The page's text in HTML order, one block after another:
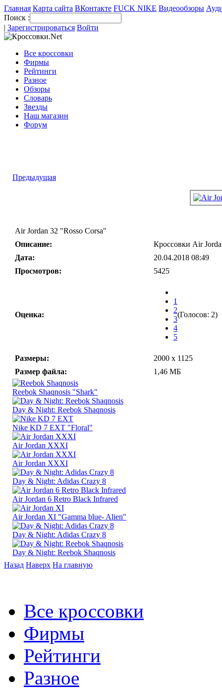
Главная Карта сайта ВКонтакте FUCK NIKE Видеообзоры
Поиск :
| Зарегистрироваться Войти
Все кроссовки
Фирмы
Рейтинги
Разное
Обзоры
Словарь
Звезды
Наш магазин
Форум
Предыдущая
Air Jordan 32 "Rosso Corsa"
Описание:
Кроссовки Air
Дата:
20.04.2018 08:49
Просмотров:
5425
Оценка:
1
2
3
4
5
(Голосов: 2)
Размеры:
2000 x 1125
Размер файла:
1,46 МБ
Reebok Shaqnosis "Shark"
Day & Night: Reebok Shaqnosis
Nike KD 7 EXT "Floral"
Air Jordan XXXI
Air Jordan XXXI
Day & Night: Adidas Crazy 8
Air Jordan 6 Retro Black Infrared
Air Jordan XI "Gamma blue- Alien"
Day & Night: Adidas Crazy 8
Day & Night: Reebok Shaqnosis
Назад Наверх На главную
Все кроссовки
Фирмы
Рейтинги
Разное